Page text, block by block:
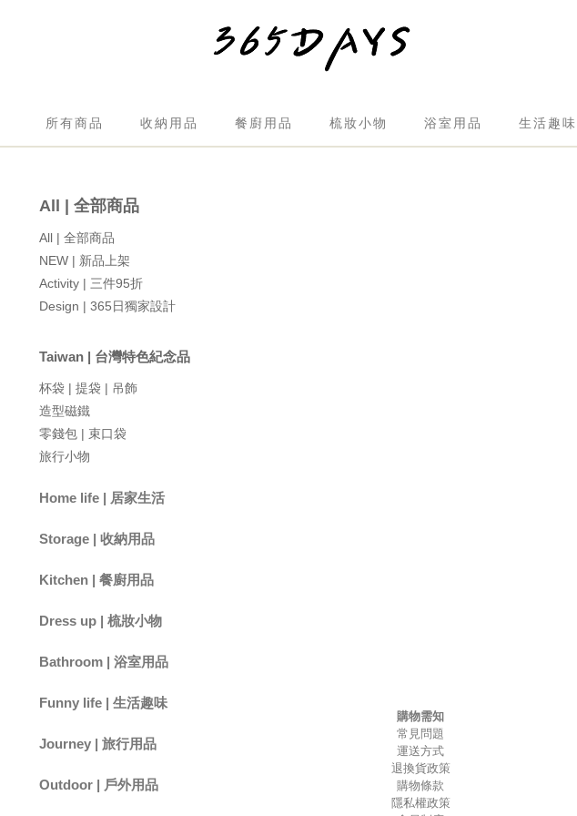
所有商品 收納用品 餐廚用品 梳妝小物 浴室用品 生活趣味
All | 全部商品
All | 全部商品
NEW | 新品上架
Activity | 三件95折
Design | 365日獨家設計
Taiwan | 台灣特色紀念品
杯袋 | 提袋 | 吊飾
造型磁鐵
零錢包 | 束口袋
旅行小物
Home life | 居家生活
香氛 | 精油
拖鞋 | 襪子
小家電 | 時鐘
手機支架 | 掛繩
居家小物
Storage | 收納用品
掛勾 | 掛架
收納籃 | 收納架
桌面收納 | 面紙盒
Kitchen | 餐廚用品
筷架 | 瀝水架
杯墊 | 隔熱墊
便當袋 | 環保杯袋
水杯 | 水瓶 | 保溫瓶
筷子 | 湯匙 | 叉子 | 刀子
Dress up | 梳妝小物
包包 | 化妝包
梳子 | 氣墊梳
摺疊鏡 | 化妝鏡 | 隨身鏡
髮圈 | 髮夾 | 髮帶 | 髮箍
Bathroom | 浴室用品
地墊 | 腳踏墊
毛巾 | 擦手巾
Funny life | 生活趣味
玩偶 | 吊飾
玩具 | 桌遊
文具 | 卡套
Journey | 旅行用品
收納包 | 行李袋
分裝瓶 | 旅行小物
行李秤 | 束帶 | 吊牌 | 證件
Outdoor | 戶外用品
購物需知
常見問題
運送方式
退換貨政策
購物條款
隱私權政策